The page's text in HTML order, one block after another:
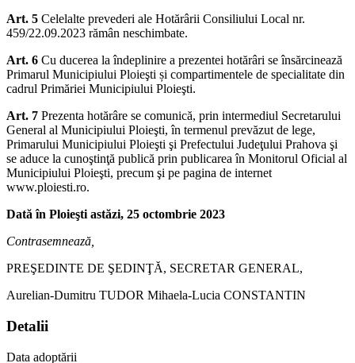
Art. 5 Celelalte prevederi ale Hotărârii Consiliului Local nr.
459/22.09.2023 rămân neschimbate.
Art. 6 Cu ducerea la îndeplinire a prezentei hotărâri se însărcinează
Primarul Municipiului Ploieşti și compartimentele de specialitate din
cadrul Primăriei Municipiului Ploieşti.
Art. 7 Prezenta hotărâre se comunică, prin intermediul Secretarului
General al Municipiului Ploieşti, în termenul prevăzut de lege,
Primarului Municipiului Ploieşti şi Prefectului Judeţului Prahova şi
se aduce la cunoştinţă publică prin publicarea în Monitorul Oficial al
Municipiului Ploieşti, precum şi pe pagina de internet
www.ploiesti.ro.
Dată în Ploieşti astăzi, 25 octombrie 2023
Contrasemnează,
PREŞEDINTE DE ŞEDINŢĂ, SECRETAR GENERAL,
Aurelian-Dumitru TUDOR Mihaela-Lucia CONSTANTIN
Detalii
Data adoptării